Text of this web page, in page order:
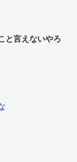
と言えないやろ